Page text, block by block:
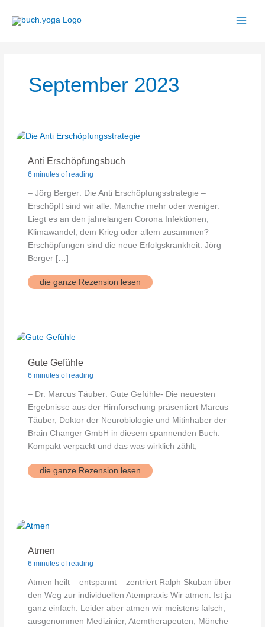
Inhalt
September 2023
Anti Erschöpfungsbuch
6 minutes of reading
– Jörg Berger: Die Anti Erschöpfungsstrategie –
Erschöpft sind wir alle. Manche mehr oder weniger.
Liegt es an den jahrelangen Corona Infektionen,
Klimawandel, dem Krieg oder allem zusammen?
Erschöpfungen sind die neue Erfolgskrankheit. Jörg
Berger […]
Anti
Erschöpfungsbuch
die ganze Rezension lesen
Gute Gefühle
6 minutes of reading
– Dr. Marcus Täuber: Gute Gefühle- Die neuesten
Ergebnisse aus der Hirnforschung präsentiert Marcus
Täuber, Doktor der Neurobiologie und Mitinhaber der
Brain Changer GmbH in diesem spannenden Buch.
Kompakt verpackt und das was wirklich zählt,
Gute
Gefühle
die ganze Rezension lesen
Atmen
6 minutes of reading
Atmen heilt – entspannt – zentriert Ralph Skuban über
den Weg zur individuellen Atempraxis Wir atmen. Ist ja
ganz einfach. Leider aber atmen wir meistens falsch,
ausgenommen Medizinier, Atemtherapeuten, Mönche